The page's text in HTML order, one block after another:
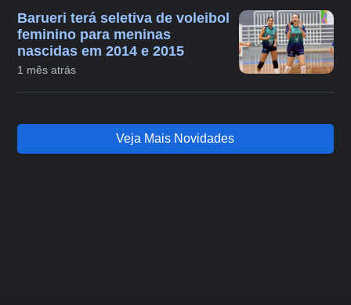
Barueri terá seletiva de voleibol
feminino para meninas
nascidas em 2014 e 2015
1 mês atrás
Veja Mais Novidades